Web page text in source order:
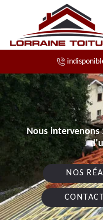
Nous intervenons
NOS